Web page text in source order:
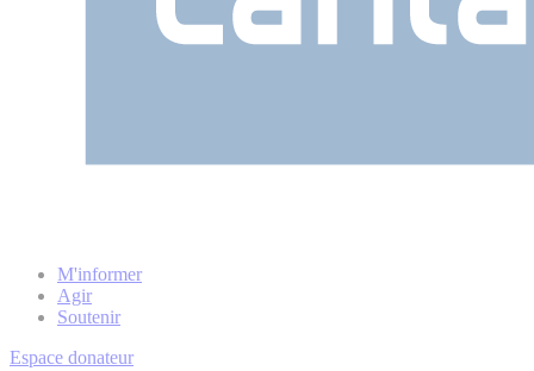
M'informer
Agir
Soutenir
Espace donateur